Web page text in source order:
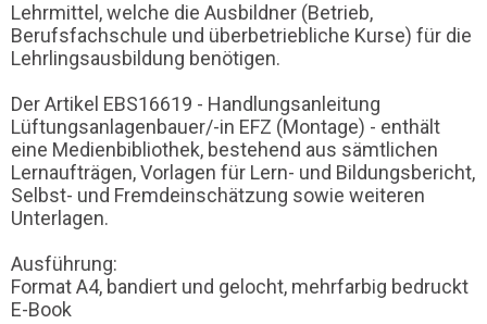
Lehrmittel, welche die Ausbildner (Betrieb,
Berufsfachschule und überbetriebliche Kurse) für die
Lehrlingsausbildung benötigen.
Der Artikel EBS16619 - Handlungsanleitung
Lüftungsanlagenbauer/-in EFZ (Montage) - enthält
eine Medienbibliothek, bestehend aus sämtlichen
Lernaufträgen, Vorlagen für Lern- und Bildungsbericht,
Selbst- und Fremdeinschätzung sowie weiteren
Unterlagen.
Ausführung:
Format A4, bandiert und gelocht, mehrfarbig bedruckt
E-Book